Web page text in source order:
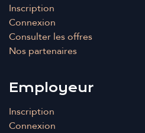
Inscription
Connexion
Consulter les offres
Nos partenaires
Employeur
Inscription
Connexion